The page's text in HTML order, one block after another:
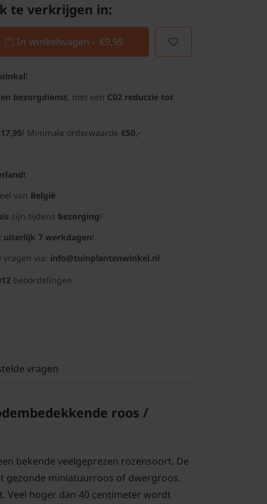
te verkrijgen in:
In winkelwagen - €9,95
!
bezorgdienst, met een C02 reductie tot
! Minimale orderwaarde €50,-
van België
zijn tijdens bezorging!
uiterlijk 7 werkdagen!
vragen via: info@tuinplantenwinkel.nl
beoordelingen
vragen
roos /
bekende veelgeprezen rozensoort. De
gezonde miniatuurroos of dwergroos.
Veel hoger dan 40 centimeter wordt